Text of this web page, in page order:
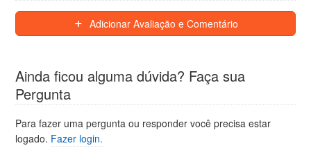
Adicionar Avaliação e Comentário
Ainda ficou alguma dúvida? Faça sua
Pergunta
Para fazer uma pergunta ou responder você precisa estar
logado. Fazer login.